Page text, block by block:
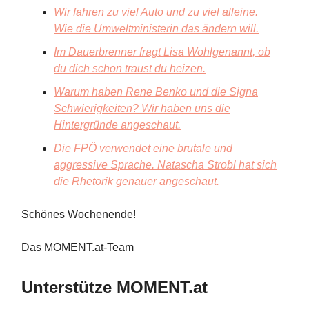
Wir fahren zu viel Auto und zu viel alleine.
Wie die Umweltministerin das ändern will.
Im Dauerbrenner fragt Lisa Wohlgenannt, ob
du dich schon traust du heizen.
Warum haben Rene Benko und die Signa
Schwierigkeiten? Wir haben uns die
Hintergründe angeschaut.
Die FPÖ verwendet eine brutale und
aggressive Sprache. Natascha Strobl hat sich
die Rhetorik genauer angeschaut.
Schönes Wochenende!
Das MOMENT.at-Team
Unterstütze MOMENT.at